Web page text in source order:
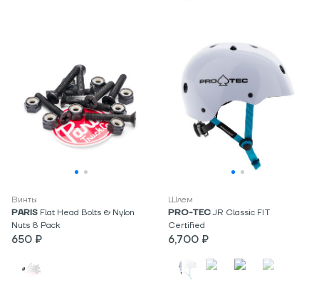
Винты
PARIS Flat Head Bolts & Nylon
Nuts 8 Pack
650 ₽
Шлем
PRO-TECJR Classic FIT
Certified
6,700 ₽